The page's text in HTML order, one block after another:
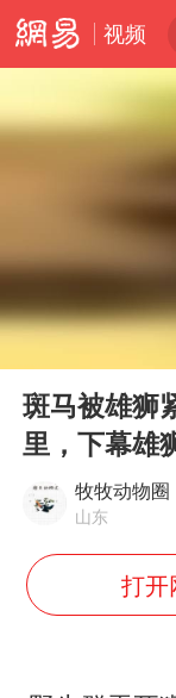
视频
Play
斑马被雄狮
里，下幕雄
牧牧动物圈
山东
打开